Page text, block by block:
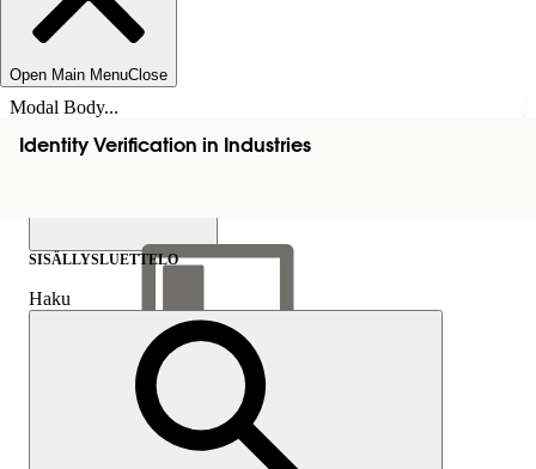
Open Main MenuClose
Modal Body...
Identity Verification in Industries
Näytä sisällysluettelo
Sisällysluettelo
SISÄLLYSLUETTELO
Haku